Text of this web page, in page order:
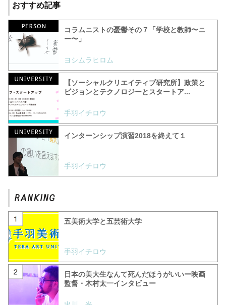
おすすめ記事
コラムニストの憂鬱その７「学校と教師〜ニ
ー〜」
ヨシムラヒロム
【ソーシャルクリエイティブ研究所】政策と
ビジョンとテクノロジーとスタートア...
手羽イチロウ
インターンシップ演習2018を終えて１
手羽イチロウ
五美術大学と五芸術大学
手羽イチロウ
日本の美大生なんて死んだほうがいいー映画
監督・木村太一インタビュー